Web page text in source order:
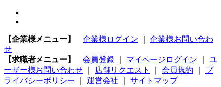
【企業様メニュー】 企業様ログイン
企業様お問い合わ
せ
【求職者メニュー】
会員登録 マイページログイン
ユ
ーザー様お問い合わせ
店舗リクエスト 会員規約
プ
ライバシーポリシー
運営会社 サイトマップ